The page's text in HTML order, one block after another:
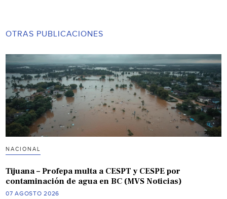
OTRAS PUBLICACIONES
NACIONAL
Tijuana – Profepa multa a CESPT y CESPE por
contaminación de agua en BC (MVS Noticias)
07 AGOSTO 2026